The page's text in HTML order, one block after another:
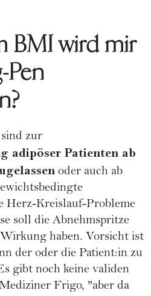
BMI wird mir
Pen
zur
adipöser Patienten ab
oder auch ab
Herz-Kreislauf-Probleme
soll die Abnehmspritze
haben. Vorsicht ist
der oder die Patient:in zu
gibt noch keine validen
Frigo, "aber da